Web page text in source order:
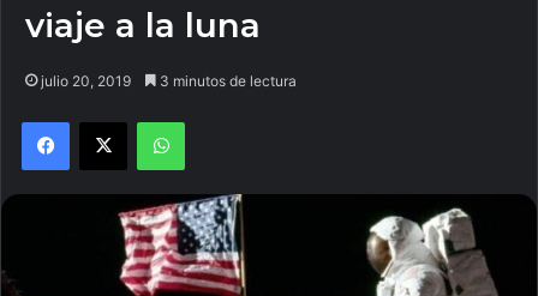
viaje a la luna
julio 20, 2019 3 minutos de lectura
Facebook
X WhatsApp